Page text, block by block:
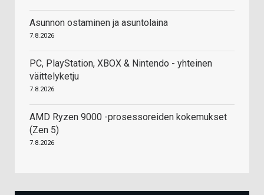
Asunnon ostaminen ja asuntolaina
7.8.2026
PC, PlayStation, XBOX & Nintendo - yhteinen
väittelyketju
7.8.2026
AMD Ryzen 9000 -prosessoreiden kokemukset
(Zen 5)
7.8.2026